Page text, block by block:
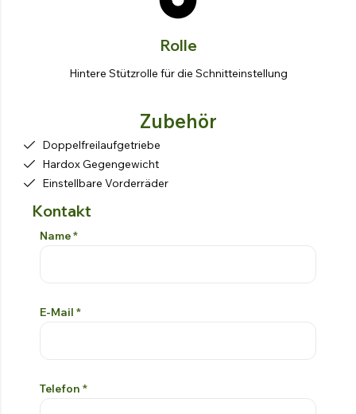
Rolle
Hintere Stützrolle für die Schnitteinstellung
Zubehör
Doppelfreilaufgetriebe
Hardox Gegengewicht
Einstellbare Vorderräder
Kontakt
Kontakt-Formular
Si prega di lasciare vuoto questo campo
Name*
E-Mail *
Telefon *